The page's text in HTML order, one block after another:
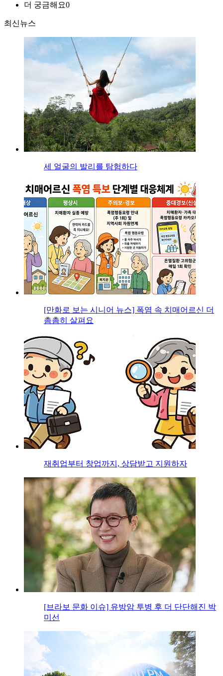
더 궁금해요0
최신뉴스
세 얼굴의 발리를 탐험하다
[만화로 보는 시니어 뉴스] 폭염 속 치매어르신 더
촘촘히 살펴요
재취업부터 창업까지, 상담받고 지원하자
[브라보 문화 이슈] 유방암 투병 후 더 단단해진 박
미선